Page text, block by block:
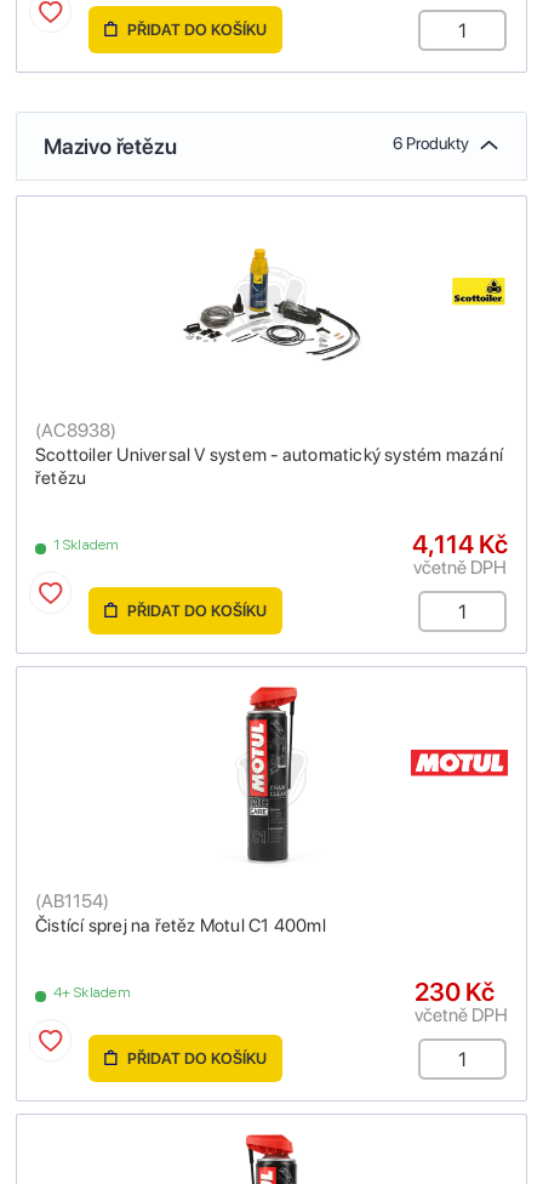
PŘIDAT DO KOŠÍKU
Mazivo řetězu 6 Produkty
Scottoiler Universal V system - automatický systém mazání
řetězu
(AC8938)
1 Skladem 4,114 Kč
včetně DPH
PŘIDAT DO KOŠÍKU
Čistící sprej na řetěz Motul C1 400ml
(AB1154)
4+ Skladem 230 Kč
včetně DPH
PŘIDAT DO KOŠÍKU